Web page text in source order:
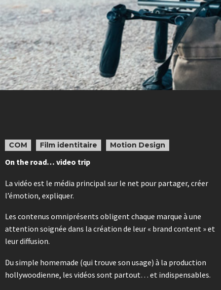
COM Film identitaire Motion Design
On the road… video trip
La vidéo est le média principal sur le net pour partager, créer
l’émotion, expliquer.
Les contenus omniprésents obligent chaque marque à une
attention soignée dans la création de leur « brand content » et
leur diffusion.
Du simple homemade (qui trouve son usage) à la production
hollywoodienne, les vidéos sont partout… et indispensables.